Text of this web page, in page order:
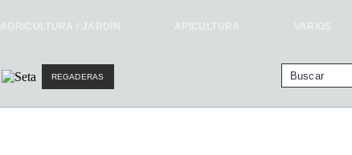
AGRICULTURA / JARDÍN APICULTURA VARIOS
REGADERAS